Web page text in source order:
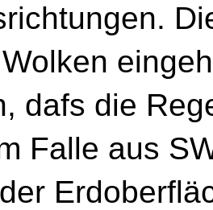
dafs die
Falle aus